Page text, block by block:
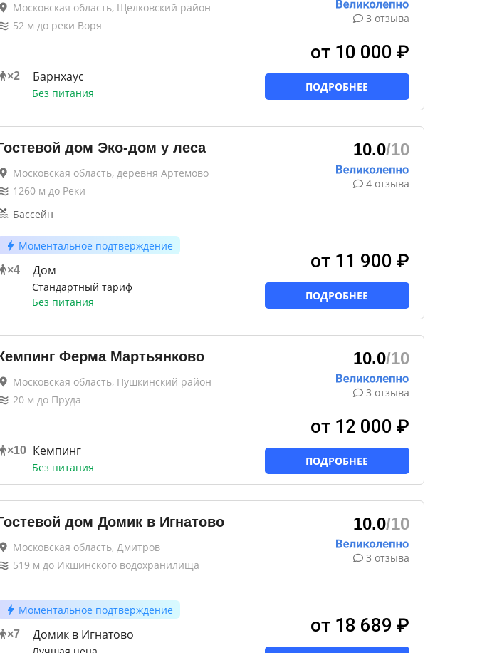
Московская область, Щелковский район
52м до реки Воря
×2 Барнхаус
Без питания
3 отзыва
от 10 000 ₽
ПОДРОБНЕЕ
дом Эко-дом у леса
Московская область, деревня Артёмово
1260м до Реки
Бассейн
Моментальное подтверждение
×4 Дом
Стандартный тариф
Без питания
10.0/10
4 отзыва
от 11 900 ₽
ПОДРОБНЕЕ
Ферма Мартьянково
Московская область, Пушкинский район
20м до Пруда
×10 Кемпинг
Без питания
10.0/10
3 отзыва
от 12 000 ₽
ПОДРОБНЕЕ
дом Домик в Игнатово
Московская область, Дмитров
519 м до Икшинского водохранилища
Моментальное подтверждение
×7 Домик в Игнатово
10.0/10
3 отзыва
от 18 689 ₽